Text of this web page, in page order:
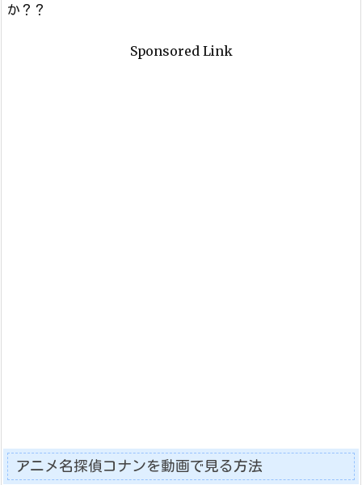
か？？
Sponsored Link
アニメ名探偵コナンを動画で見る方法